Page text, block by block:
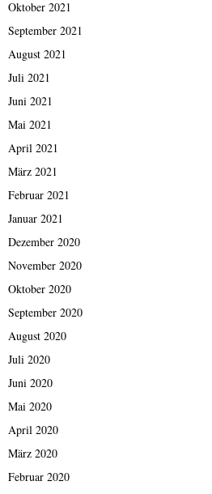
Oktober 2021
September 2021
August 2021
Juli 2021
Juni 2021
Mai 2021
April 2021
März 2021
Februar 2021
Januar 2021
Dezember 2020
November 2020
Oktober 2020
September 2020
August 2020
Juli 2020
Juni 2020
Mai 2020
April 2020
März 2020
Februar 2020